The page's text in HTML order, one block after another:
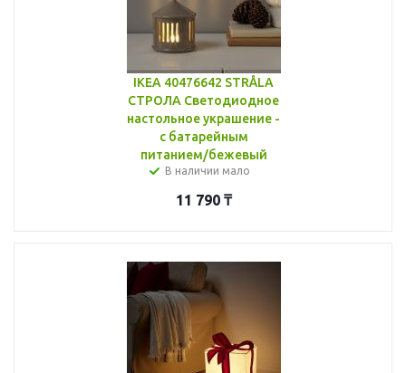
IKEA 40476642 STRÅLA
СТРОЛА Светодиодное
настольное украшение -
с батарейным
питанием/бежевый
В наличии мало
11 790₸